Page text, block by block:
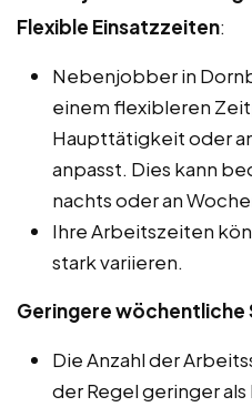
Flexible Einsatzzeiten:
Nebenjobber in
einem flexibleren
Haupttätigkeit oder
anpasst. Dies kann
nachts oder an
Ihre Arbeitszeiten
stark variieren.
Geringere wöchentliche
Die Anzahl der
der Regel geringer